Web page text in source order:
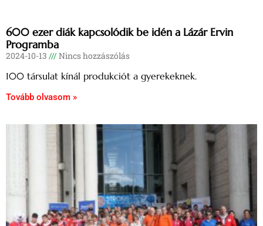
600 ezer diák kapcsolódik be idén a Lázár Ervin
Programba
2024-10-13 Nincs hozzászólás
100 társulat kínál produkciót a gyerekeknek.
Tovább olvasom »